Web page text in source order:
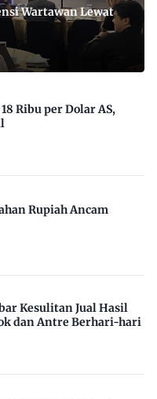
Wartawan Lewat
Ribu per Dolar AS,
Rupiah Ancam
Kesulitan Jual Hasil
dan Antre Berhari-hari